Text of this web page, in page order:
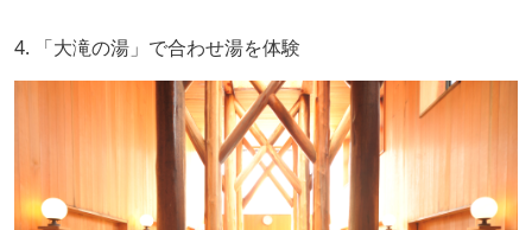
4. 「大滝の湯」で合わせ湯を体験